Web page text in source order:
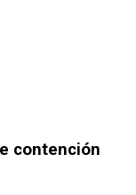
contención